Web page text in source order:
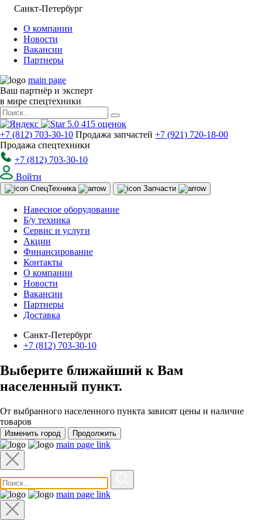
Санкт-Петербург
О компании
Новости
Вакансии
Партнеры
main page
Ваш партнёр и эксперт
в мире спецтехники
5.0 415 оценок
+7 (812) 703-30-10 Продажа запчастей +7 (921) 720-18-00
Продажа спецтехники
+7 (812) 703-30-10
Войти
СпецТехника Запчасти
Навесное оборудование
Б/у техника
Сервис и услуги
Акции
Финансирование
Контакты
О компании
Новости
Вакансии
Партнеры
Доставка
Санкт-Петербург
+7 (812) 703-30-10
Выберите ближайший к Вам
населенный пункт.
От выбранного населенного пункта зависят цены и наличие
товаров
Изменить город Продолжить
main page link
main page link